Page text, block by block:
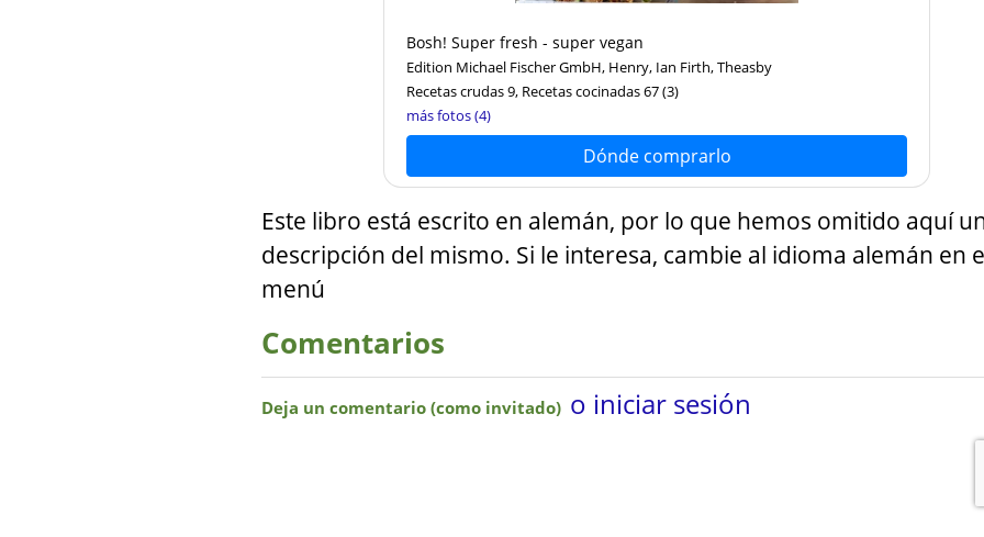
Bosh! Super fresh - super vegan
Edition Michael Fischer GmbH, Henry, Ian Firth, Theasby
Recetas crudas 9, Recetas cocinadas 67(3)
más fotos (4)
Dónde comprarlo
Este libro está escrito en alemán, por lo que hemos omitido aquí
descripción del mismo. Si le interesa, cambie al idioma alemán en
menú
Comentarios